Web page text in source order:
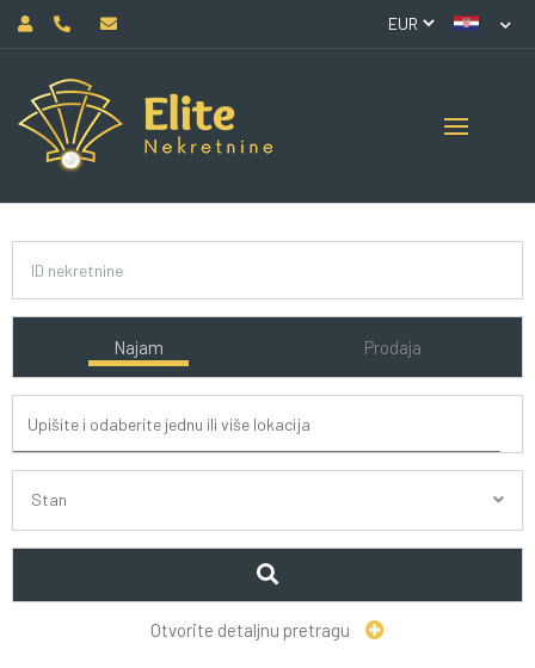
Najam Prodaja
Stan
Otvorite detaljnu pretragu